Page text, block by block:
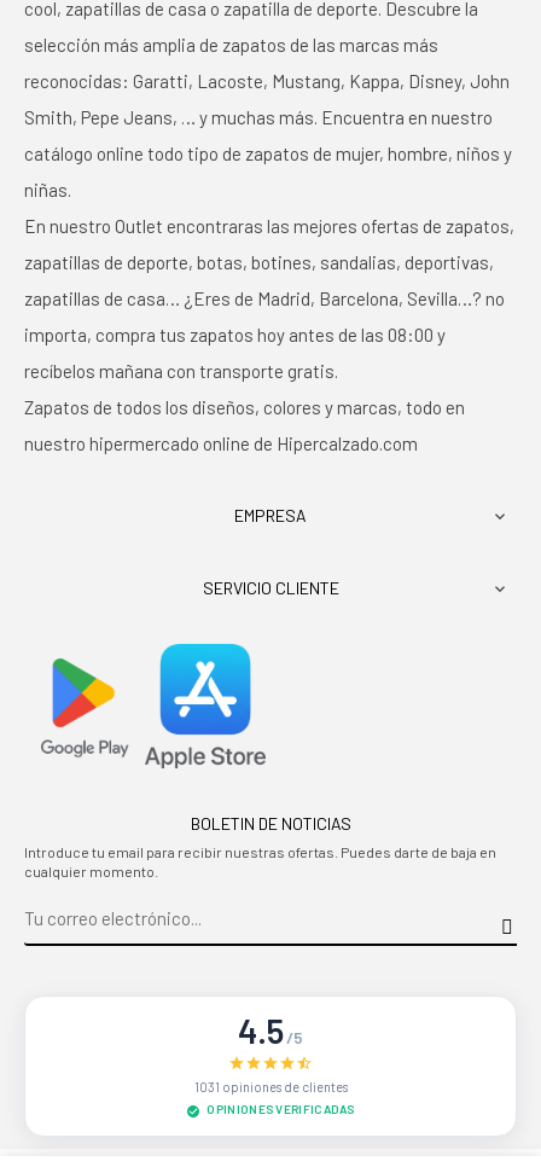
cool, zapatillas de casa o zapatilla de deporte. Descubre la
selección más amplia de zapatos de las marcas más
reconocidas: Garatti, Lacoste, Mustang, Kappa, Disney, John
Smith, Pepe Jeans, … y muchas más. Encuentra en nuestro
catálogo online todo tipo de zapatos de mujer, hombre, niños y
niñas.
En nuestro Outlet encontraras las mejores ofertas de zapatos,
zapatillas de deporte, botas, botines, sandalias, deportivas,
zapatillas de casa… ¿Eres de Madrid, Barcelona, Sevilla…? no
importa, compra tus zapatos hoy antes de las 08:00 y
recíbelos mañana con transporte gratis.
Zapatos de todos los diseños, colores y marcas, todo en
nuestro hipermercado online de Hipercalzado.com
EMPRESA 
SERVICIO CLIENTE 
BOLETIN DE NOTICIAS
Introduce tu email para recibir nuestras ofertas. Puedes darte de baja en
cualquier momento.
4.5/5
1031 opiniones de clientes
OPINIONES VERIFICADAS